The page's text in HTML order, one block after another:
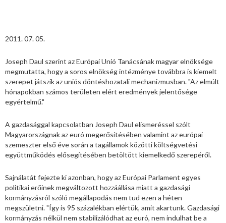
2011. 07. 05.
Joseph Daul szerint az Európai Unió Tanácsának magyar elnöksége
megmutatta, hogy a soros elnökség intézménye továbbra is kiemelt
szerepet játszik az uniós döntéshozatali mechanizmusban. "Az elmúlt
hónapokban számos területen elért eredmények jelentősége
egyértelmű."
A gazdasággal kapcsolatban Joseph Daul elismeréssel szólt
Magyarországnak az euró megerősítésében valamint az európai
szemeszter első éve során a tagállamok közötti költségvetési
együttműködés elősegítésében betöltött kiemelkedő szerepéről.
Sajnálatát fejezte ki azonban, hogy az Európai Parlament egyes
politikai erőinek megváltozott hozzáállása miatt a gazdasági
kormányzásról szóló megállapodás nem tud ezen a héten
megszületni. "Így is 95 százalékban elértük, amit akartunk. Gazdasági
kormányzás nélkül nem stabilizálódhat az euró, nem indulhat be a